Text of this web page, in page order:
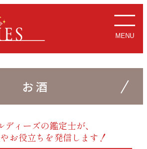
MENU
お酒
ディーズの鑑定士が、
お役立ちを発信します！